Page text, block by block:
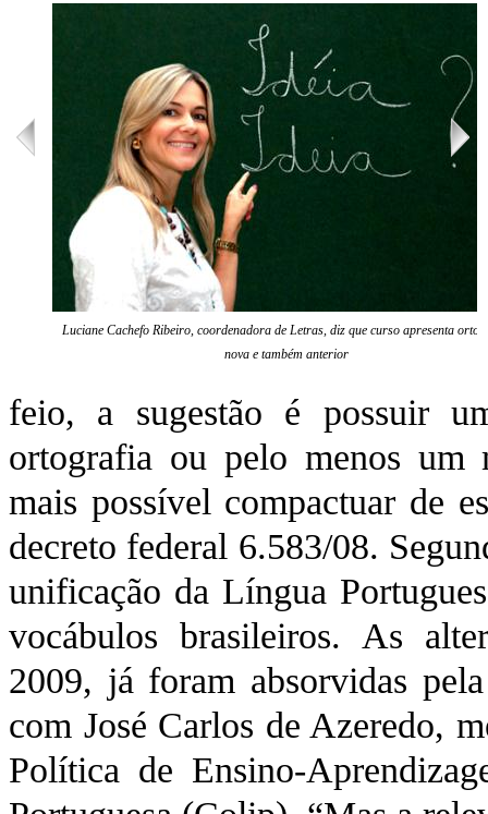
Luciane Cachefo Ribeiro, coordenadora de Letras, diz que curso apresenta
nova e também anterior
feio, a sugestão é possuir
ortografia ou pelo menos um
mais possível compactuar de
decreto federal 6.583/08.
unificação da Língua
vocábulos brasileiros. As
2009, já foram absorvidas
com José Carlos de Azeredo,
Política de Ensino-